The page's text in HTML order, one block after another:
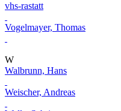
vhs-rastatt
Vogelmayer, Thomas
W
Walbrunn, Hans
Weischer, Andreas